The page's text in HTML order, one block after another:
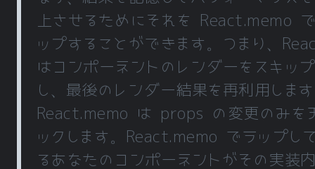
上させるためにそれを React.memo
ップすることができます。つまり、
はコンポーネントのレンダーをスキップ
し、最後のレンダー結果を再利用しま
React.memo は props の変更のみを
ックします。React.memo でラップし
るあなたのコンポーネントがその実装